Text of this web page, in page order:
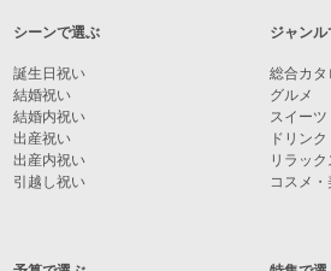
シーンで選ぶ
誕生日祝い
結婚祝い
結婚内祝い
出産祝い
出産内祝い
引越し祝い
ジャン
総合カタ
グルメ
スイーツ
ドリン
リラック
コスメ・